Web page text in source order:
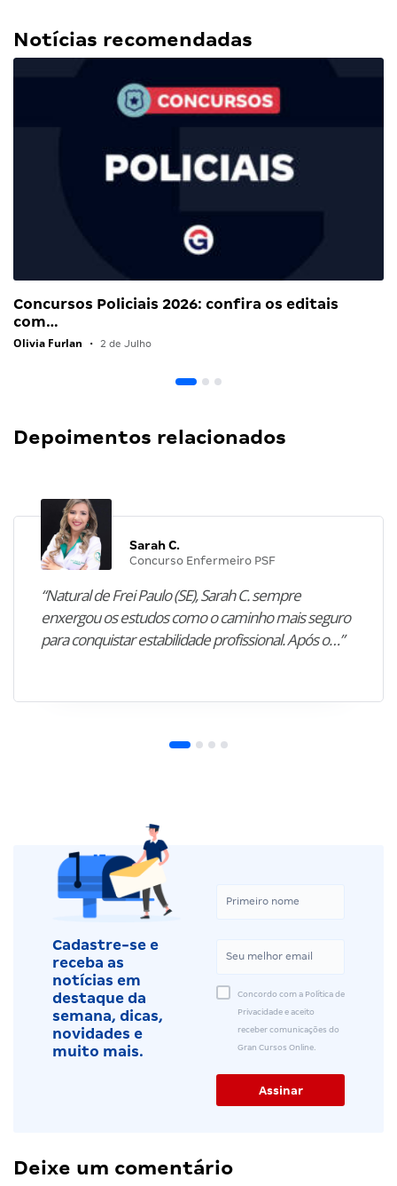
Notícias recomendadas
Concursos Policiais 2026: confira os editais
com…
Olivia Furlan • 2 de Julho
Depoimentos relacionados
Sarah C.
Concurso Enfermeiro PSF
“Natural de Frei Paulo (SE), Sarah C. sempre
enxergou os estudos como o caminho mais seguro
para conquistar estabilidade profissional. Após o…”
Cadastre-se e
receba as
notícias em
destaque da
semana, dicas,
novidades e
muito mais.
Concordo com a Política de
Privacidade e aceito
receber comunicações do
Gran Cursos Online.
Deixe um comentário